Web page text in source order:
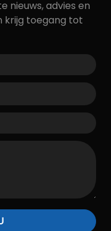
nieuws, advies en
krijg toegang tot